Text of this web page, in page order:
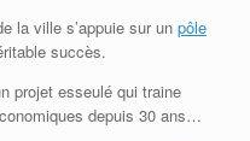
la ville s’appuie sur un pôle
succès.
projet esseulé qui traine
depuis 30 ans…